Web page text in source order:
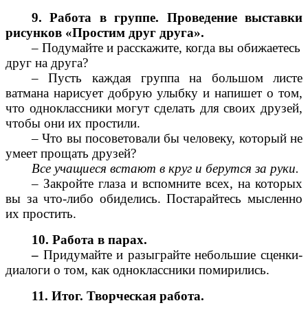
9. Работа в группе. Проведение выставки
рисунков «Простим друг друга».
– Подумайте и расскажите, когда вы обижаетесь
друг на друга?
– Пусть каждая группа на большом листе
ватмана нарисует добрую улыбку и напишет о том,
что одноклассники могут сделать для своих друзей,
чтобы они их простили.
– Что вы посоветовали бы человеку, который не
умеет прощать друзей?
Все учащиеся встают в круг и берутся за руки.
– Закройте глаза и вспомните всех, на которых
вы за что-либо обиделись. Постарайтесь мысленно
их простить.
10. Работа в парах.
– Придумайте и разыграйте небольшие сценки-
диалоги о том, как одноклассники помирились.
11. Итог. Творческая работа.